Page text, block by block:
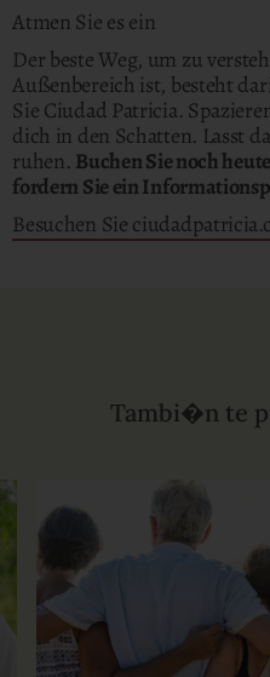
Atmen Sie es ein
Der beste Weg, um zu
Außenbereich ist, besteht
Sie Ciudad Patricia.
dich in den Schatten. Lasst
ruhen. Buchen Sie noch
fordern Sie ein
Besuchen Sie
Tambi�n te